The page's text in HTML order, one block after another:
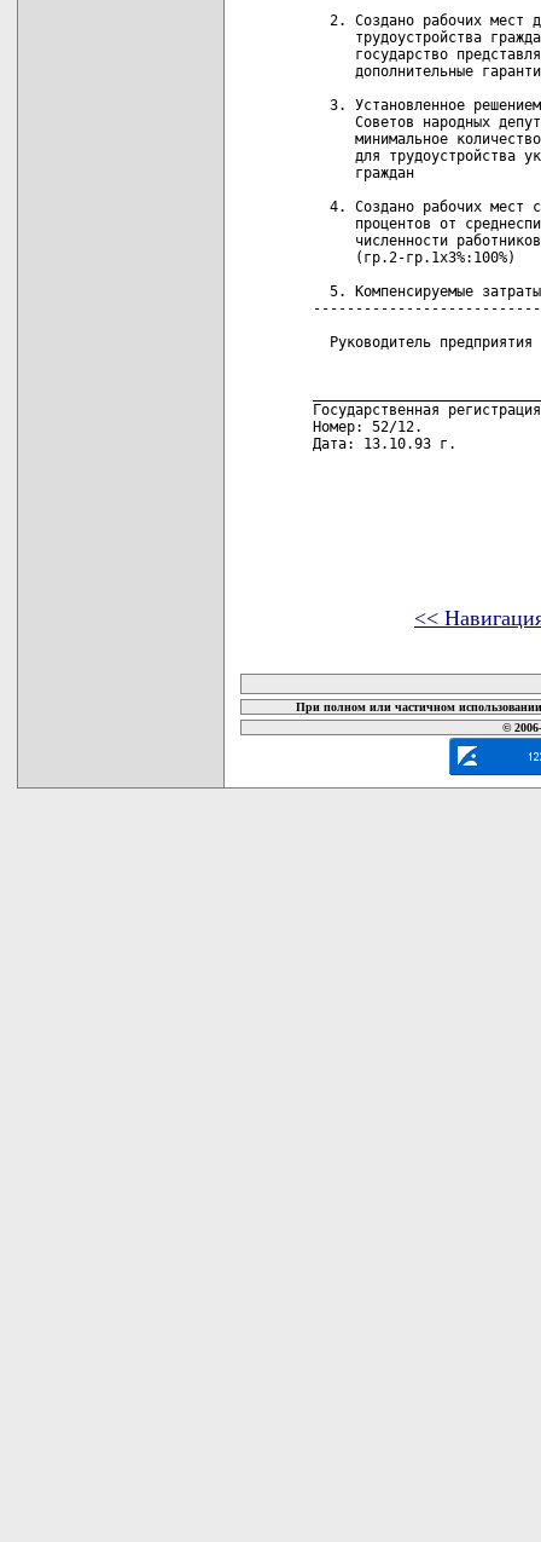
<<
При полном или частичном
©